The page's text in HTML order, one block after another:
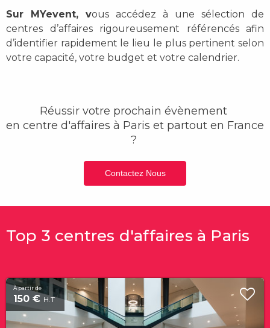
Sur MYevent, vous accédez à une sélection de
centres d’affaires rigoureusement référencés afin
d’identifier rapidement le lieu le plus pertinent selon
votre capacité, votre budget et votre calendrier.
Réussir votre prochain évènement
en centre d'affaires à Paris et partout en France
?
Contactez Nous
Top 3 centres d'affaires à Paris
À partir de
150 € H.T